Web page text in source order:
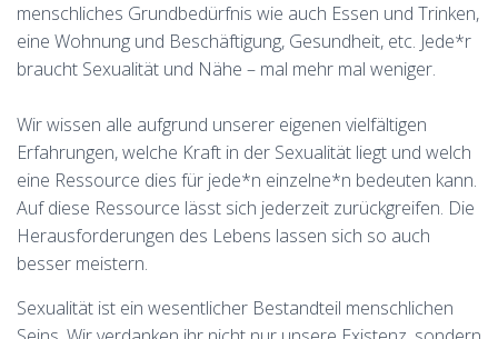
menschliches Grundbedürfnis wie auch Essen und Trinken,
eine Wohnung und Beschäftigung, Gesundheit, etc. Jede*r
braucht Sexualität und Nähe – mal mehr mal weniger.
Wir wissen alle aufgrund unserer eigenen vielfältigen
Erfahrungen, welche Kraft in der Sexualität liegt und welch
eine Ressource dies für jede*n einzelne*n bedeuten kann.
Auf diese Ressource lässt sich jederzeit zurückgreifen. Die
Herausforderungen des Lebens lassen sich so auch
besser meistern.
Sexualität ist ein wesentlicher Bestandteil menschlichen